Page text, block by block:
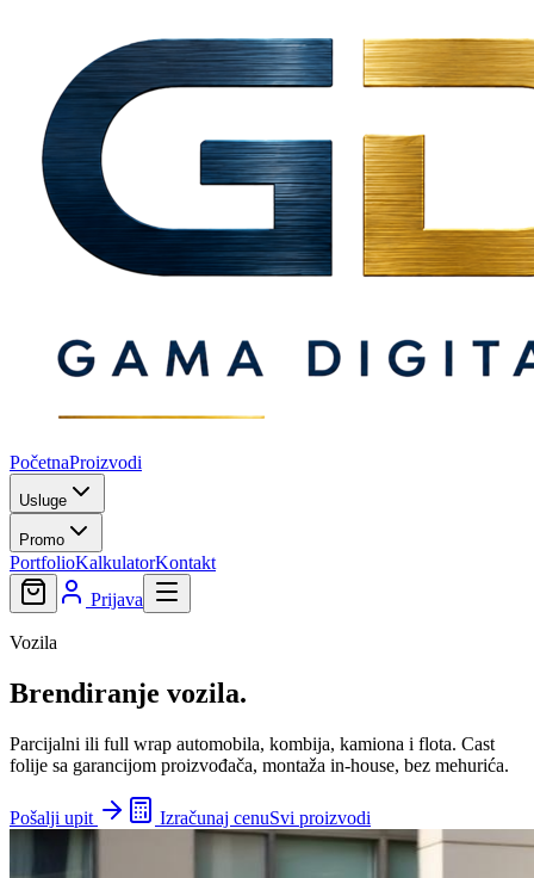
PočetnaProizvodi
Usluge
Promo
PortfolioKalkulatorKontakt
Prijava
Vozila
Brendiranje vozila.
Parcijalni ili full wrap automobila, kombija, kamiona i flota. Cast
folije sa garancijom proizvođača, montaža in-house, bez mehurića.
Pošalji upit Izračunaj cenuSvi proizvodi